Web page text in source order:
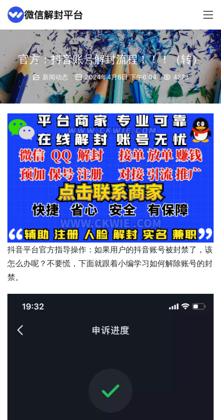
官方：抖音账号解封流程！！！（转）
新闻动态 2024年4月6日 下午6:04 4273
抖音平台官方指导操作：如果用户的抖音账号被封禁了，该
怎么办呢？不要慌，下面就跟着小编学习如何解除账号的封
禁。